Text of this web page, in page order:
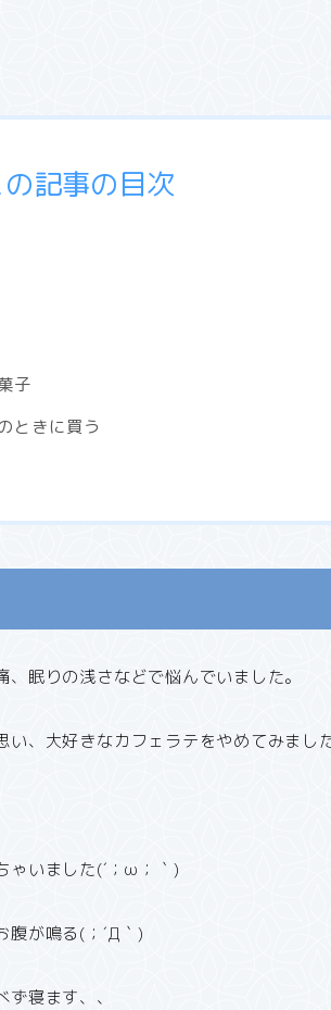
の記事の目次
子
ときに買う
眠りの浅さなどで悩んでいました。
、大好きなカフェラテをやめてみました
ゃいました(´；ω；｀)
腹が鳴る(；´Д｀)
寝ます、、